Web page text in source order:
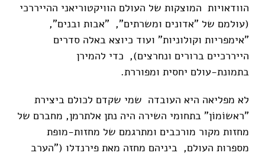
הוודאויות המוצקות של העולם הוויקטוריאני ההייררכי
(עולמם של "אדונים ומשרתים", "אבות ובנים",
"אימפריות וקולוניות" ועוד כיוצא באלה סדרים
הייררכיים ברורים ונחרצים), כדי להמירן
בתמונת-עולם יחסית ומפוררת.
לא מפליאה היא העובדה שמי שקדם לכולם ביצירת
"ראשוֹמוֹן" בתחומי השירה היה נתן אלתרמן, מחברם של
מחזות מקור מורכבים ומתרגמם של מחזות-מופת
מספרות העולם, ביניהם מחזה מאת פירנדלו ("הערב